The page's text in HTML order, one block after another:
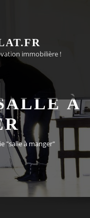
immobilière !
À
"salle à manger"